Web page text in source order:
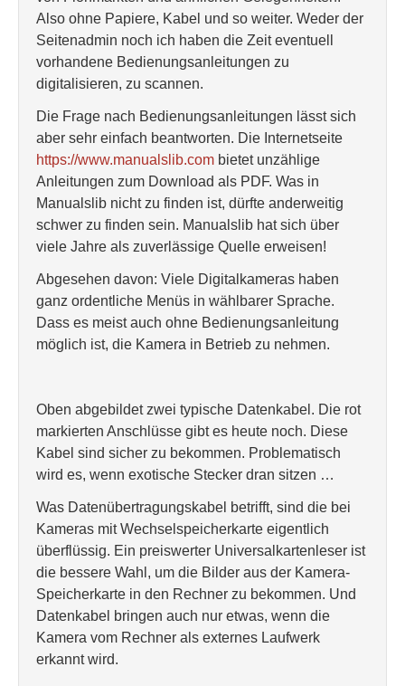
Also ohne Papiere, Kabel und so weiter. Weder der
Seitenadmin noch ich haben die Zeit eventuell
vorhandene Bedienungsanleitungen zu
digitalisieren, zu scannen.
Die Frage nach Bedienungsanleitungen lässt sich
aber sehr einfach beantworten. Die Internetseite
https://www.manualslib.com bietet unzählige
Anleitungen zum Download als PDF. Was in
Manualslib nicht zu finden ist, dürfte anderweitig
schwer zu finden sein. Manualslib hat sich über
viele Jahre als zuverlässige Quelle erweisen!
Abgesehen davon: Viele Digitalkameras haben
ganz ordentliche Menüs in wählbarer Sprache.
Dass es meist auch ohne Bedienungsanleitung
möglich ist, die Kamera in Betrieb zu nehmen.
Oben abgebildet zwei typische Datenkabel. Die rot
markierten Anschlüsse gibt es heute noch. Diese
Kabel sind sicher zu bekommen. Problematisch
wird es, wenn exotische Stecker dran sitzen …
Was Datenübertragungskabel betrifft, sind die bei
Kameras mit Wechselspeicherkarte eigentlich
überflüssig. Ein preiswerter Universalkartenleser ist
die bessere Wahl, um die Bilder aus der Kamera-
Speicherkarte in den Rechner zu bekommen. Und
Datenkabel bringen auch nur etwas, wenn die
Kamera vom Rechner als externes Laufwerk
erkannt wird.